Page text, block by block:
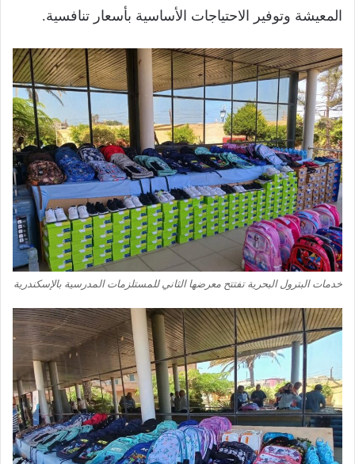
المعيشة وتوفير الاحتياجات الأساسية بأسعار تنافسية.
خدمات البترول البحرية تفتتح معرضها الثاني للمستلزمات المدرسية بالإسكندرية